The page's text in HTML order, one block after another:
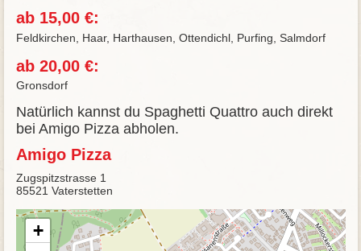
ab 15,00 €:
Feldkirchen, Haar, Harthausen, Ottendichl, Purfing, Salmdorf
ab 20,00 €:
Gronsdorf
Natürlich kannst du Spaghetti Quattro auch direkt
bei Amigo Pizza abholen.
Amigo Pizza
Zugspitzstrasse 1
85521 Vaterstetten
+